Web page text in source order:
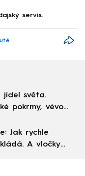
servis.
jídel světa.
pokrmy, vévodí
Jak rychle
A vločky